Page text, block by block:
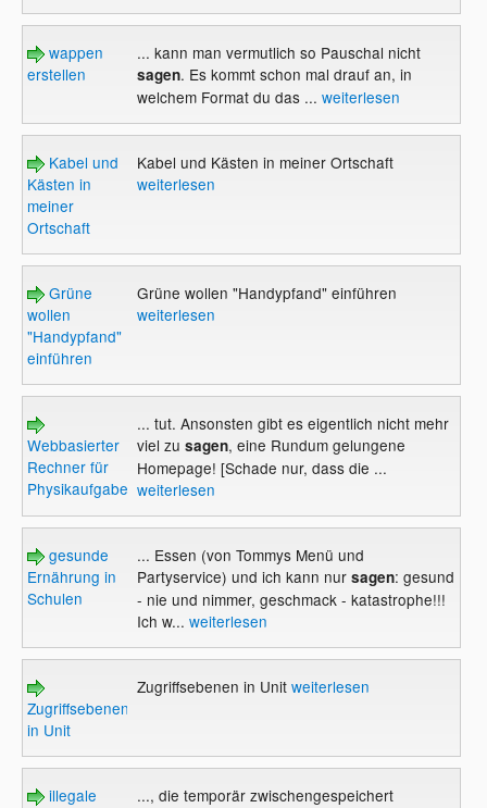
wappen
erstellen
... kann man vermutlich so Pauschal nicht
sagen. Es kommt schon mal drauf an, in
welchem Format du das ... weiterlesen
Kabel und
Kästen in
meiner
Ortschaft
Kabel und Kästen in meiner Ortschaft
weiterlesen
Grüne
wollen
"Handypfand"
einführen
Grüne wollen "Handypfand" einführen
weiterlesen
Webbasierter
Rechner für
Physikaufgaben
... tut. Ansonsten gibt es eigentlich nicht mehr
viel zu sagen, eine Rundum gelungene
Homepage! [Schade nur, dass die ...
weiterlesen
gesunde
Ernährung in
Schulen
... Essen (von Tommys Menü und
Partyservice) und ich kann nursagen: gesund
- nie und nimmer, geschmack - katastrophe!!!
Ich w... weiterlesen
Zugriffsebenen
in Unit
Zugriffsebenen in Unit weiterlesen
illegale
..., die temporär zwischengespeichert